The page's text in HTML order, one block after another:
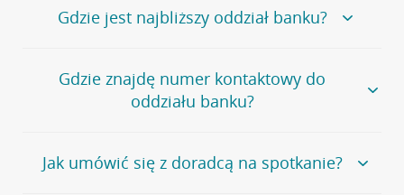
Gdzie jest najbliższy oddział banku?
Jeśli szukasz oddziału naszego banku, zapraszamy na
stronęPlacówki i bankomaty, na której znajduje się
wygodna wyszukiwarka.
oddziałów
Gdzie znajdę numer kontaktowy do
oddziału banku?
Bank Credit Agricole nie udostępnia ogólnego numeru
telefonu do placówki bankowej.
Jak umówić się z doradcą na spotkanie?